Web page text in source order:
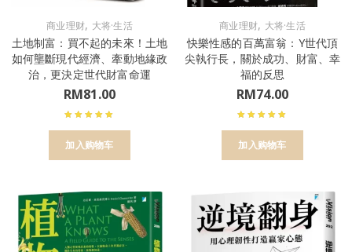
商业理财, 大将·生活
土地制富：買不起的未來！土地
如何壟斷現代經濟、牽動地緣政
治，更決定世代財富命運
RM81.00
加入购物车
商业理财, 大将·生活
快樂性感的百萬富翁：Y世代頂
尖執行長，關於成功、財富、幸
福的反思
RM74.00
加入购物车